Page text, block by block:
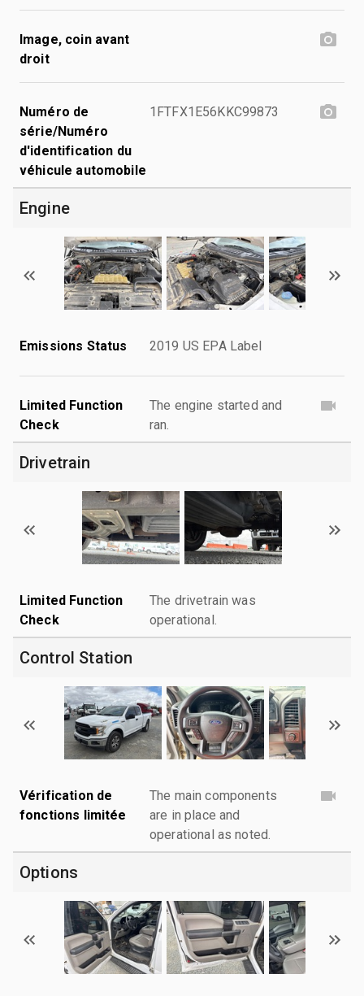
Image, coin avant
droit
Numéro de
série/Numéro
d'identification du
véhicule automobile
1FTFX1E56KKC99873
Engine
Emissions Status 2019 US EPA Label
Limited Function
Check
The engine started and
ran.
Drivetrain
Limited Function
Check
The drivetrain was
operational.
Control Station
Vérification de
fonctions limitée
The main components
are in place and
operational as noted.
Options